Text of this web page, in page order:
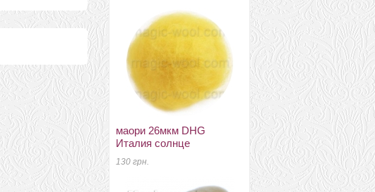
маори 26мкм DHG
Италия солнце
130 грн.
120 грн.
подвески, кулоны ключ
№3 35см
8 грн.